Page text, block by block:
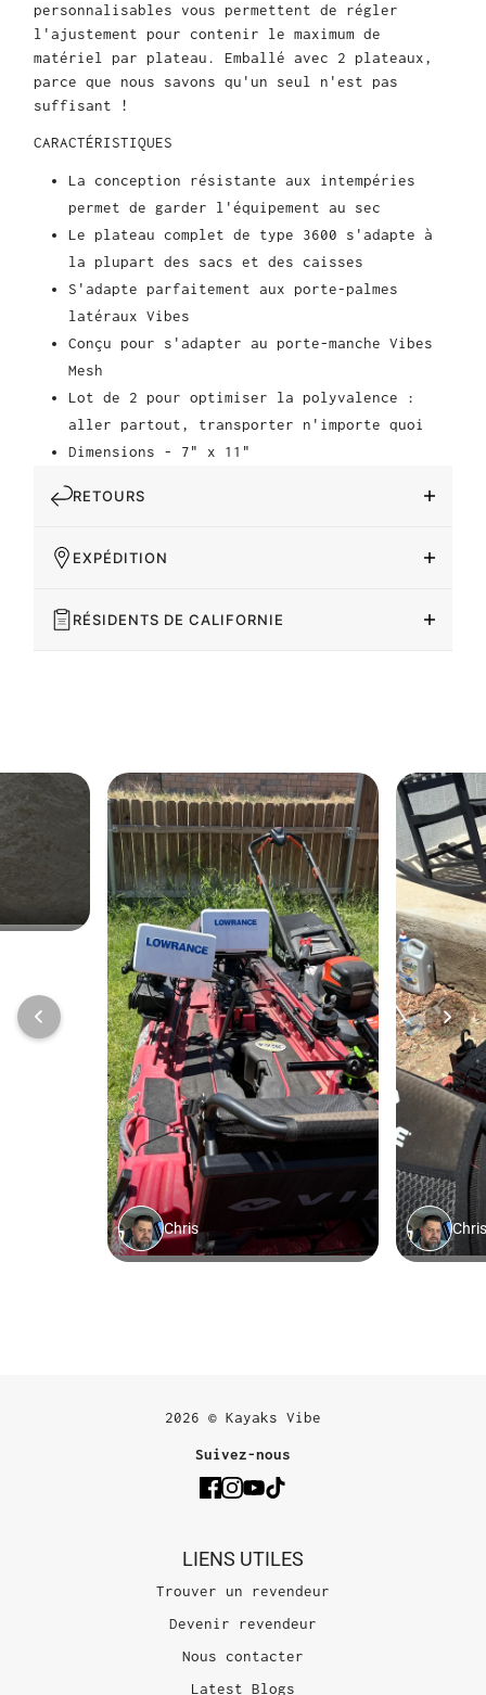
personnalisables vous permettent de régler
l'ajustement pour contenir le maximum de
matériel par plateau. Emballé avec 2 plateaux,
parce que nous savons qu'un seul n'est pas
suffisant !
CARACTÉRISTIQUES
La conception résistante aux intempéries
permet de garder l'équipement au sec
Le plateau complet de type 3600 s'adapte à
la plupart des sacs et des caisses
S'adapte parfaitement aux porte-palmes
latéraux Vibes
Conçu pour s'adapter au porte-manche Vibes
Mesh
Lot de 2 pour optimiser la polyvalence :
aller partout, transporter n'importe quoi
Dimensions - 7" x 11"
RETOURS
EXPÉDITION
RÉSIDENTS DE CALIFORNIE
2026 © Kayaks Vibe
Suivez-nous
LIENS UTILES
Trouver un revendeur
Devenir revendeur
Nous contacter
Latest Blogs